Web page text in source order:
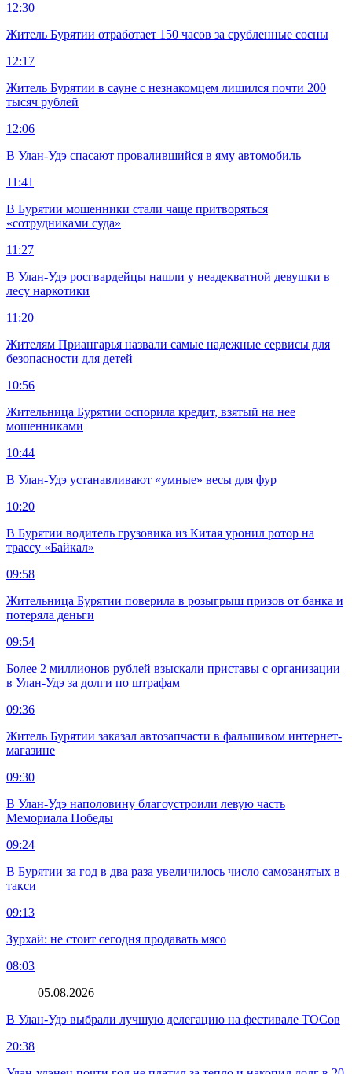
12:30
Житель Бурятии отработает 150 часов за срубленные сосны
12:17
Житель Бурятии в сауне с незнакомцем лишился почти 200
тысяч рублей
12:06
В Улан-Удэ спасают провалившийся в яму автомобиль
11:41
В Бурятии мошенники стали чаще притворяться
«сотрудниками суда»
11:27
В Улан-Удэ росгвардейцы нашли у неадекватной девушки в
лесу наркотики
11:20
Жителям Приангарья назвали самые надежные сервисы для
безопасности для детей
10:56
Жительница Бурятии оспорила кредит, взятый на нее
мошенниками
10:44
В Улан-Удэ устанавливают «умные» весы для фур
10:20
В Бурятии водитель грузовика из Китая уронил ротор на
трассу «Байкал»
09:58
Жительница Бурятии поверила в розыгрыш призов от банка и
потеряла деньги
09:54
Более 2 миллионов рублей взыскали приставы с организации
в Улан-Удэ за долги по штрафам
09:36
Житель Бурятии заказал автозапчасти в фальшивом интернет-
магазине
09:30
В Улан-Удэ наполовину благоустроили левую часть
Мемориала Победы
09:24
В Бурятии за год в два раза увеличилось число самозанятых в
такси
09:13
Зурхай: не стоит сегодня продавать мясо
08:03
05.08.2026
В Улан-Удэ выбрали лучшую делегацию на фестивале ТОСов
20:38